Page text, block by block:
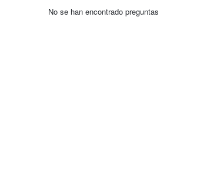
No se han encontrado preguntas